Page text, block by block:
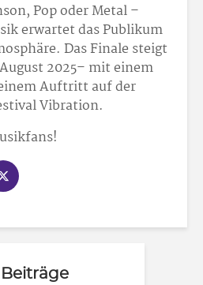
Pop oder Metal –
erwartet das Publikum
Das Finale steigt
2025– mit einem
Auftritt auf der
Vibration.
Beiträge